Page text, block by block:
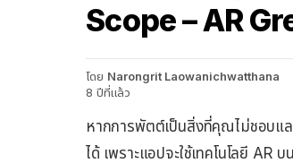
Scope – AR
โดย Narongrit Laowanichwatthana
8 ปีที่แล้ว
หากการพัตต์เป็นสิ่งที่คุณไม่ชอบแ
ได้ เพราะแอปจะใช้เทคโนโลยี